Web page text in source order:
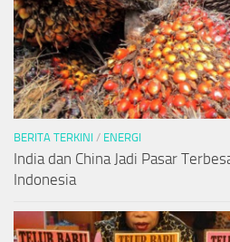
BERITA TERKINI / ENERGI
India dan China Jadi Pasar
Indonesia